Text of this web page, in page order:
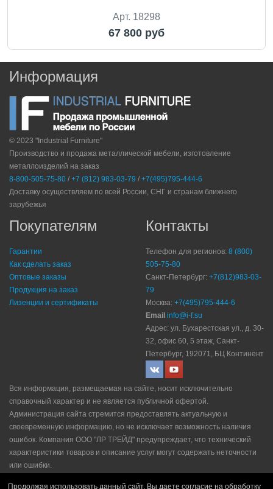
Арт. 18298
67 800 руб
Информация
© 2023 "Industrial Furniture"
Производство и продажа металлической мебели, изготовление
металлоизделий на заказ
8-800-505-75-80 / +7 (812) 983-03-79 / +7(495)795-444-6
Доставку осуществляем по всей России, СНГ и странам ближнего
зарубежья
Покупателям
Гарантии
Как сделать заказ
Оптовые заказы
Продукция на заказ
Лизенции и сертификаты
Контакты
Телефон для регионов: 8 (800)
505-75-80
Санкт-Петербург: +7(812)983-03-
79
Москва: +7(495)795-444-6
Email info@i-f.su
Адрес: ул. Бухарестская ул., д. 30-
32, офис 60, 5 этаж, Санкт-
Петербург, 192071, БЦ Континент
Вся информация, размещаемая на сайте, носит исключительно
справочный характер и не является публичной офертой.
Администрация сайта стремится предоставлять актуальную и
своевременную информацию, но не исключает возможность наличия
ошибок. Компания ООО "ЛР ТРЕЙД" прeдупрeждaeт, что технический
характеристики товаров и описание услуг могут содержать неточности
или ошибки.
Продолжая использовать данный сайт, Вы даете согласие на обработку